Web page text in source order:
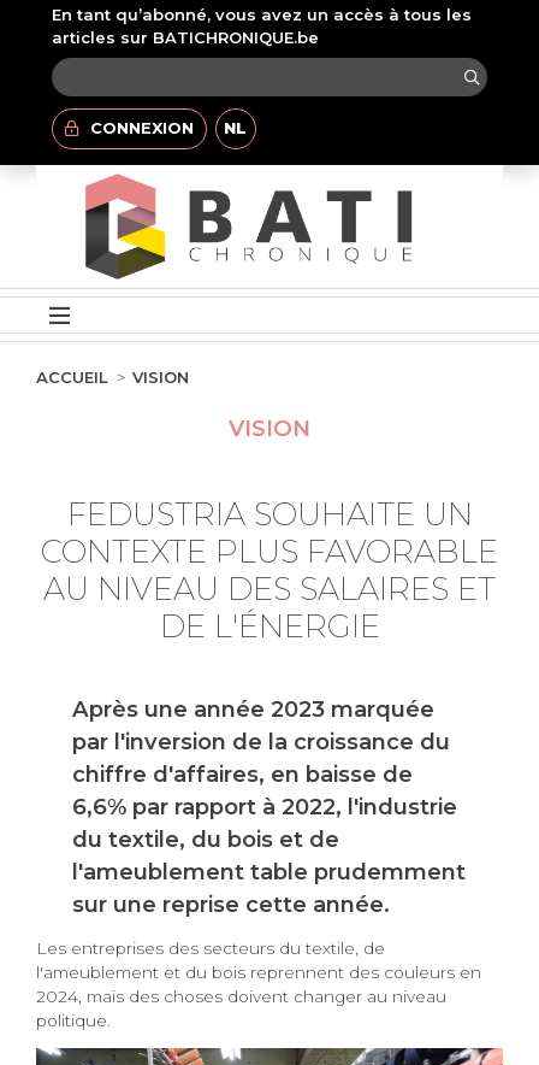
En tant qu’abonné, vous avez un accès à tous les
articles sur BATICHRONIQUE.be
CONNEXION NL
ACCUEIL VISION
VISION
FEDUSTRIA SOUHAITE UN
CONTEXTE PLUS FAVORABLE
AU NIVEAU DES SALAIRES ET
DE L'ÉNERGIE
Après une année 2023 marquée
par l'inversion de la croissance du
chiffre d'affaires, en baisse de
6,6% par rapport à 2022, l'industrie
du textile, du bois et de
l'ameublement table prudemment
sur une reprise cette année.
Les entreprises des secteurs du textile, de
l'ameublement et du bois reprennent des couleurs en
2024, mais des choses doivent changer au niveau
politique.